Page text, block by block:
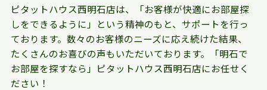
ピタットハウス西明石店は、「お客様が快適にお部屋探
しをできるように」という精神のもと、サポートを行っ
ております。数々のお客様のニーズに応え続けた結果、
たくさんのお喜びの声もいただいております。「明石で
お部屋を探すなら」ピタットハウス西明石店にお任せく
ださい！